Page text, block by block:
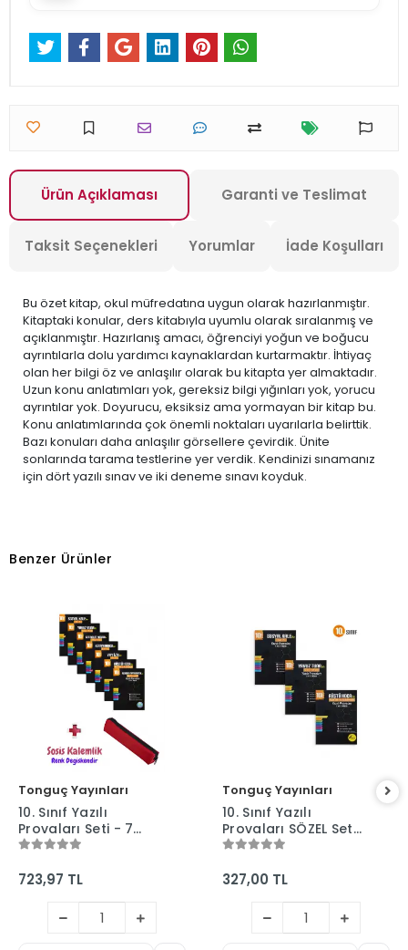
Ürün Açıklaması Garanti ve Teslimat
Taksit Seçenekleri Yorumlar İade Koşulları
Bu özet kitap, okul müfredatına uygun olarak hazırlanmıştır.
Kitaptaki konular, ders kitabıyla uyumlu olarak sıralanmış ve
açıklanmıştır. Hazırlanış amacı, öğrenciyi yoğun ve boğucu
ayrıntılarla dolu yardımcı kaynaklardan kurtarmaktır. İhtiyaç
olan her bilgi öz ve anlaşılır olarak bu kitapta yer almaktadır.
Uzun konu anlatımları yok, gereksiz bilgi yığınları yok, yorucu
ayrıntılar yok. Doyurucu, eksiksiz ama yormayan bir kitap bu.
Konu anlatımlarında çok önemli noktaları uyarılarla belirttik.
Bazı konuları daha anlaşılır görsellere çevirdik. Ünite
sonlarında tarama testlerine yer verdik. Kendinizi sınamanız
için dört yazılı sınav ve iki deneme sınavı koyduk.
Benzer Ürünler
Tonguç Yayınları
10. Sınıf Yazılı
Provaları Seti - 7
Kitap 1 ve 2. Dönem
Kutusu
723,97 TL
Tonguç Yayınları
10. Sınıf Yazılı
Provaları SÖZEL Set
- 3 Kitap 1 ve 2.
Yayınları
327,00 TL